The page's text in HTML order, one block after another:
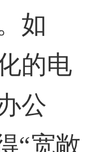
如
的电
公
“宽敞